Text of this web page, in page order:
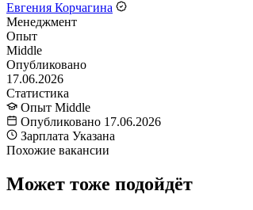
Евгения Корчагина
Менеджмент
Опыт
Middle
Опубликовано
17.06.2026
Статистика
Опыт Middle
Опубликовано 17.06.2026
Зарплата Указана
Похожие вакансии
Может тоже подойдёт